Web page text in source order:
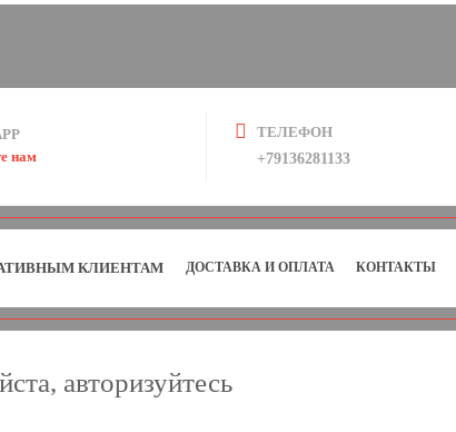
нам
ТЕЛЕФОН
+79136281133
КЛИЕНТАМ ДОСТАВКА И ОПЛАТА КОНТАКТЫ
авторизуйтесь